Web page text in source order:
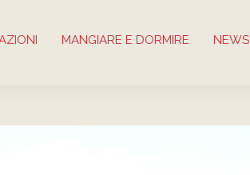
MANGIARE E DORMIRE NEWS